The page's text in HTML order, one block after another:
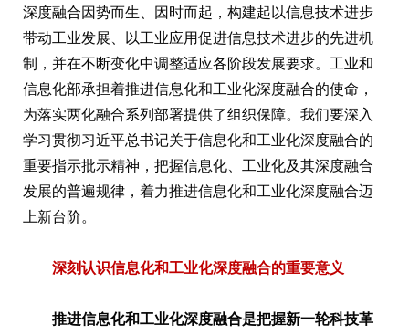
深度融合因势而生、因时而起，构建起以信息技术进步
带动工业发展、以工业应用促进信息技术进步的先进机
制，并在不断变化中调整适应各阶段发展要求。工业和
信息化部承担着推进信息化和工业化深度融合的使命，
为落实两化融合系列部署提供了组织保障。我们要深入
学习贯彻习近平总书记关于信息化和工业化深度融合的
重要指示批示精神，把握信息化、工业化及其深度融合
发展的普遍规律，着力推进信息化和工业化深度融合迈
上新台阶。
深刻认识信息化和工业化深度融合的重要意义
推进信息化和工业化深度融合是把握新一轮科技革